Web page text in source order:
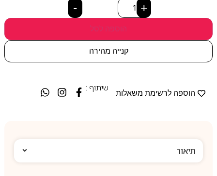
- +
הוספה לסל
קנייה מהירה
הוספה לרשימת משאלות
שיתוף :
תיאור